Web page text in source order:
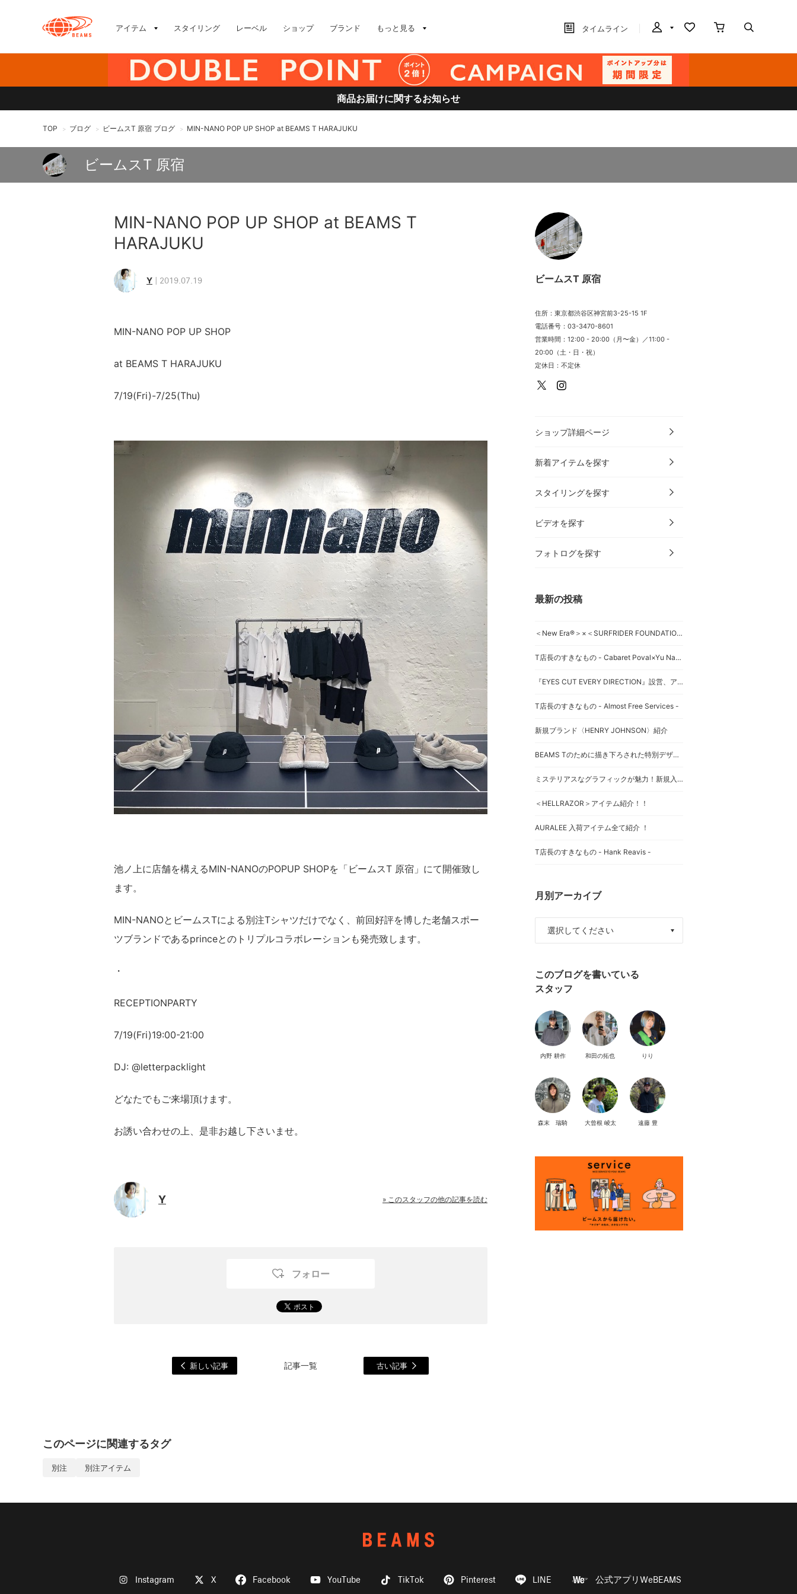
アイテム スタイリング レーベル ショップ ブランド もっと見る タイムライン
商品お届けに関するお知らせ
TOP > ブログ > ビームスT 原宿 ブログ > MIN-NANO POP UP SHOP at BEAMS T HARAJUKU
ビームスT 原宿
MIN-NANO POP UP SHOP at BEAMS T
HARAJUKU
Y 2019.07.19
MIN-NANO POP UP SHOP
at BEAMS T HARAJUKU
7/19(Fri)-7/25(Thu)
池ノ上に店舗を構えるMIN-NANOのPOPUP SHOPを「ビームスT 原宿」にて開催致し
ます。
MIN-NANOとビームスTによる別注Tシャツだけでなく、前回好評を博した老舗スポー
ツブランドであるprinceとのトリプルコラボレーションも発売致します。
・
RECEPTIONPARTY
7/19(Fri)19:00-21:00
DJ: @letterpacklight
どなたでもご来場頂けます。
お誘い合わせの上、是非お越し下さいませ。
Y » このスタッフの他の記事を読む
フォロー
新しい記事 記事一覧 古い記事
ビームスT 原宿
住所：東京都渋谷区神宮前3-25-15 1F
電話番号：03-3470-8601
営業時間：12:00 - 20:00（月〜金）／11:00 -
20:00（土・日・祝）
定休日：不定休
ショップ詳細ページ
新着アイテムを探す
スタイリングを探す
ビデオを探す
フォトログを探す
最新の投稿
＜New Era®＞×＜SURFRIDER FOUNDATION＞×＜花井祐介＞スペシャルアイテム
T店長のすきなもの - Cabaret Poval×Yu Nagaba -
『EYES CUT EVERY DIRECTION』設営、アイテム紹介！
T店長のすきなもの - Almost Free Services -
新規ブランド〈HENRY JOHNSON〉紹介
BEAMS Tのために描き下ろされた特別デザインのTシャツ！
ミステリアスなグラフィックが魅力！新規入荷"The Trilogy Tapes"
＜HELLRAZOR＞アイテム紹介！！
AURALEE 入荷アイテム全て紹介 ！
T店長のすきなもの - Hank Reavis -
月別アーカイブ
このブログを書いている
スタッフ
内野 耕作 和田の拓也 りり
森末 瑞騎 大曾根 崚太 遠藤 豊
このページに関連するタグ
別注 別注アイテム
Instagram X Facebook YouTube TikTok Pinterest LINE 公式アプリWeBEAMS